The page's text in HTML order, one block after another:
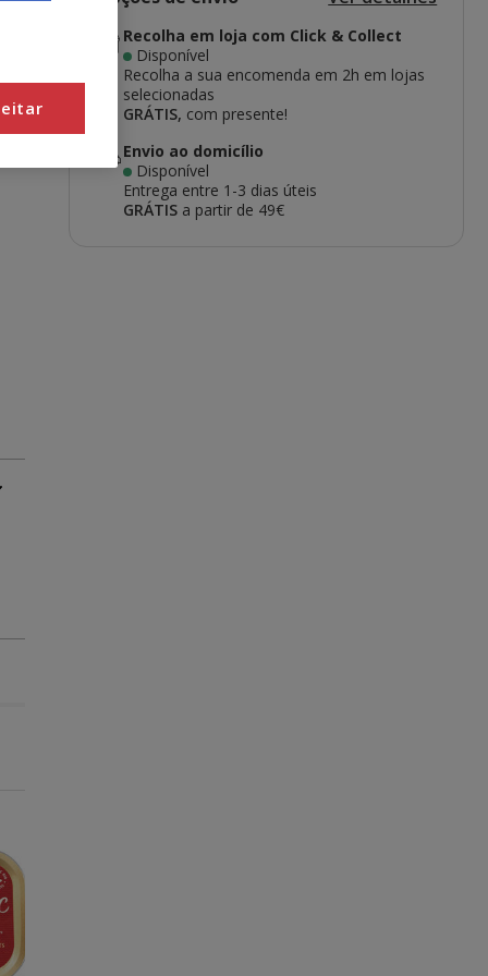
Recolha em loja com Click & Collect
Disponível
Recolha a sua encomenda em 2h em lojas
selecionadas
GRÁTIS, com presente!
Envio ao domicílio
Disponível
Entrega entre 1-3 dias úteis
GRÁTIS a partir de 49€